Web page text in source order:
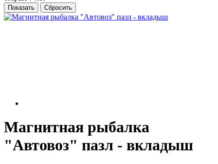
Магнитная рыбалка
"Автовоз" пазл - вкладыш